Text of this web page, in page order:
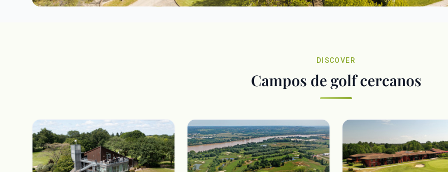
DISCOVER
Campos de golf cercanos